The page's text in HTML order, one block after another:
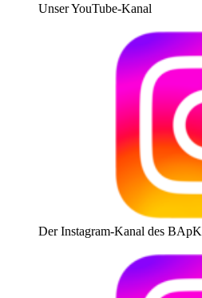
Unser YouTube-Kanal
Der Instagram-Kanal des BApK